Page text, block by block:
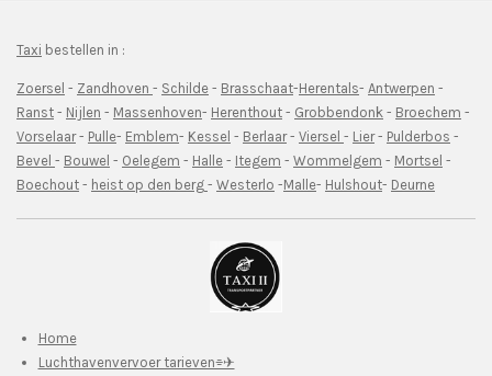
Taxi bestellen in :
Zoersel - Zandhoven - Schilde - Brasschaat-Herentals- Antwerpen -
Ranst - Nijlen - Massenhoven- Herenthout - Grobbendonk - Broechem -
Vorselaar- Pulle- Emblem- Kessel - Berlaar- Viersel - Lier- Pulderbos -
Bevel - Bouwel - Oelegem - Halle - Itegem - Wommelgem - Mortsel -
Boechout - heist op den berg - Westerlo -Malle- Hulshout- Deurne
Home
Luchthavenvervoer tarieven⌯✈︎